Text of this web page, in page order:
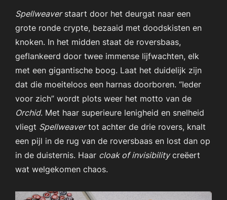
Spellweaverstaart door het deurgat naar een
grote ronde crypte, bezaaid met doodskisten en
knoken. In het midden staat de roversbaas,
geflankeerd door twee immense lijfwachten, elk
met een gigantische boog. Laat het duidelijk zijn
dat die moeiteloos een harnas doorboren. “Ieder
voor zich” wordt plots weer het motto van de
Orchid. Met haar superieure lenigheid en snelheid
vliegt Spellweavertot achter de drie rovers, knalt
een pijl in de rug van de roversbaas en lost dan op
in de duisternis. Haar cloak of invisibilitycreëert
wat welgekomen chaos.